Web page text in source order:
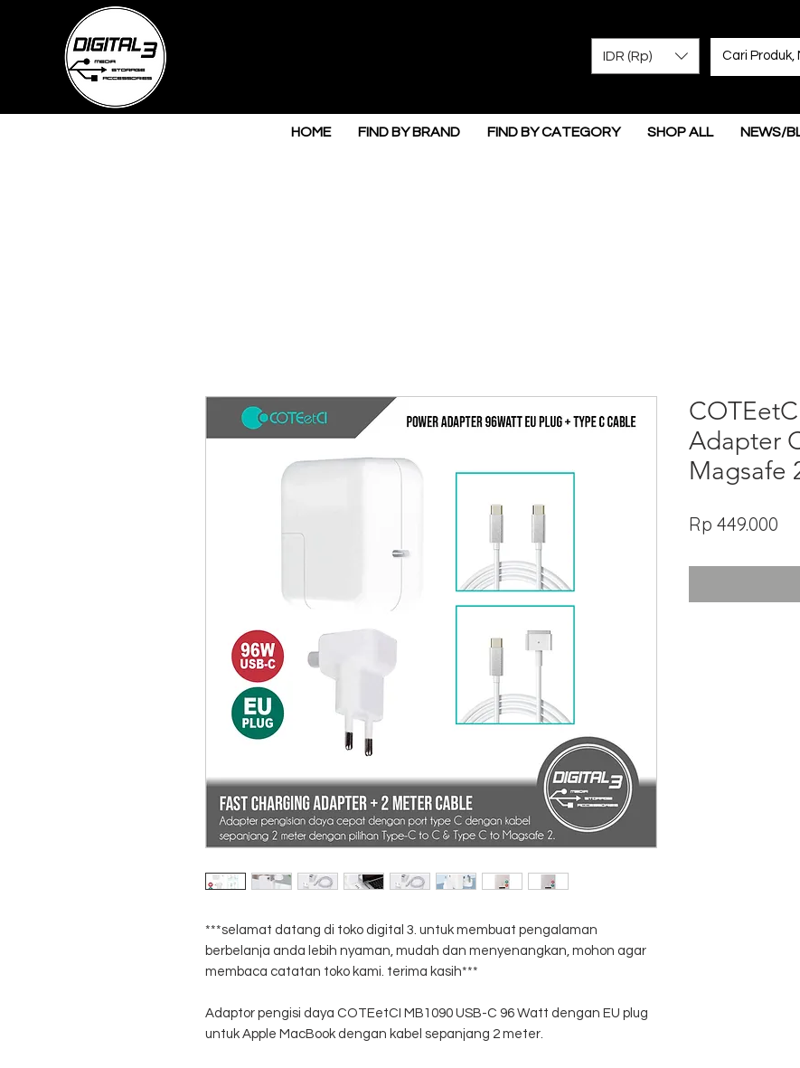
IDR (Rp)
HOME FIND BY BRAND FIND BY CATEGORY SHOP ALL NEWS/
***selamat datang di toko digital 3. untuk membuat pengalaman
berbelanja anda lebih nyaman, mudah dan menyenangkan, mohon agar
membaca catatan toko kami. terima kasih***
Adaptor pengisi daya COTEetCI MB1090 USB-C 96 Watt dengan EU plug
untuk Apple MacBook dengan kabel sepanjang 2 meter.
Adapter
Magsafe
Rp 449.000